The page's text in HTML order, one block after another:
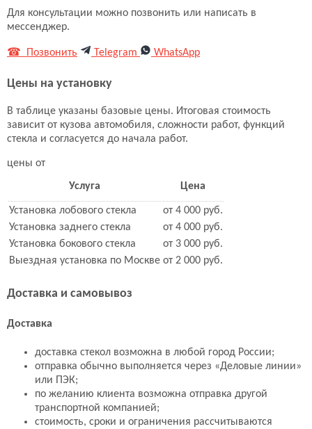
Для консультации можно позвонить или написать в
мессенджер.
☎ Позвонить Telegram WhatsApp
Цены на установку
В таблице указаны базовые цены. Итоговая стоимость
зависит от кузова автомобиля, сложности работ, функций
стекла и согласуется до начала работ.
цены от
Услуга Цена
Установка лобового стекла
от 4 000 руб.
Установка заднего стекла
от 4 000 руб.
Установка бокового стекла
от 3 000 руб.
Выездная установка по Москве от 2 000 руб.
Доставка и самовывоз
Доставка
доставка стекол возможна в любой город России;
отправка обычно выполняется через «Деловые линии»
или ПЭК;
по желанию клиента возможна отправка другой
транспортной компанией;
стоимость, сроки и ограничения рассчитываются